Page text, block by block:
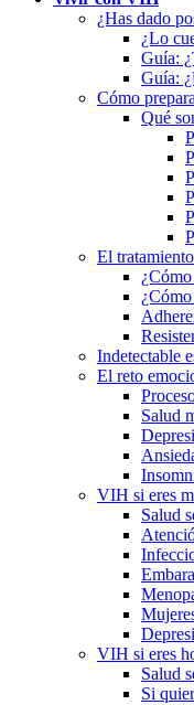
¿Has dado
¿Lo
Guía:
Guía:
Cómo
Qué
El
Indetectable
El reto
Salud
VIH si eres
Salud
VIH si eres
Salud
Si